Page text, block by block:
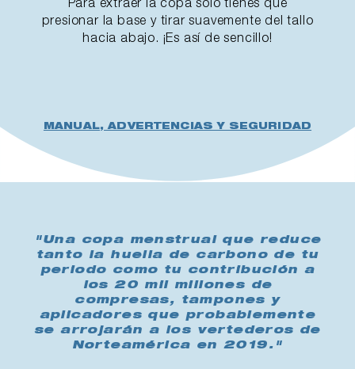
presionar la base y tirar suavemente del tallo
hacia abajo. ¡Es así de sencillo!
MANUAL, ADVERTENCIAS Y SEGURIDAD
"Una copa menstrual que reduce
tanto la huella de carbono de tu
periodo como tu contribución a
los 20 mil millones de
compresas, tampones y
aplicadores que probablemente
se arrojarán a los vertederos de
Norteamérica en 2019."